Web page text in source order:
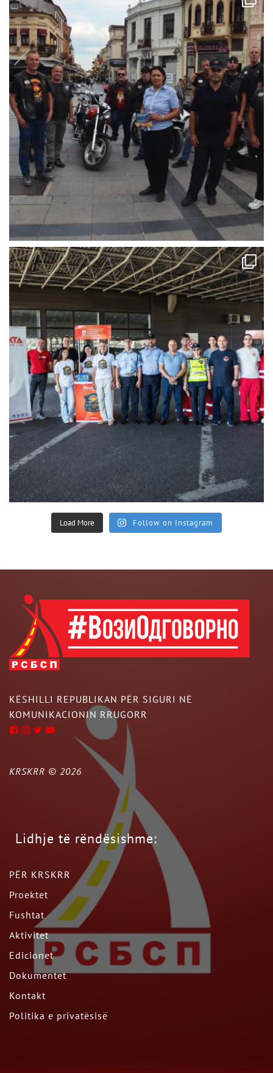
Load More Follow on Instagram
KËSHILLI REPUBLIKAN PËR SIGURI NË
KOMUNIKACIONIN RRUGORR
KRSKRR © 2026
Lidhje të rëndësishme:
PËR KRSKRR
Proektet
Fushtat
Aktivitet
Edicionet
Dokumentet
Kontakt
Politika e privatësisë